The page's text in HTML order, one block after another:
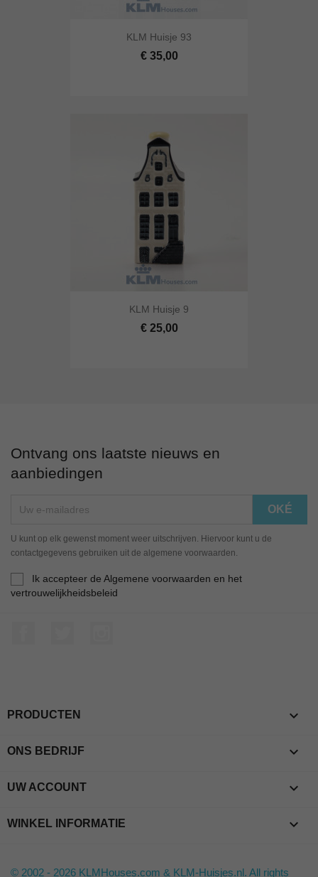
KLM Huisje 93
€ 35,00
KLM Huisje 9
€ 25,00
Ontvang ons laatste nieuws en
aanbiedingen
U kunt op elk gewenst moment weer uitschrijven. Hiervoor kunt u de
contactgegevens gebruiken uit de algemene voorwaarden.
Ik accepteer de Algemene voorwaarden en het
vertrouwelijkheidsbeleid
PRODUCTEN 
ONS BEDRIJF 
UW ACCOUNT 
WINKEL INFORMATIE keyboard_arrow_down
© 2002 - 2026 KLMHouses.com & KLM-Huisjes.nl. All rights